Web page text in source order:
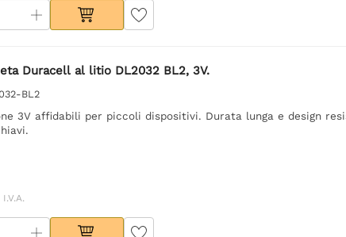
Duracell al litio DL2032 BL2, 3V.
BL2
3V affidabili per piccoli dispositivi. Durata lunga e design